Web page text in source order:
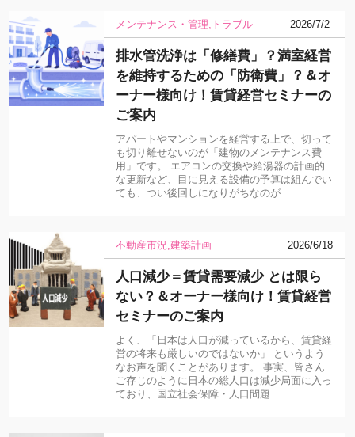
メンテナンス・管理 トラブル 2026/7/2
排水管洗浄は「修繕費」？満室経営
を維持するための「防衛費」？＆オ
ーナー様向け！賃貸経営セミナーの
ご案内
アパートやマンションを経営する上で、切って
も切り離せないのが「建物のメンテナンス費
用」です。 エアコンの交換や給湯器の計画的
な更新など、目に見える設備の予算は組んでい
ても、つい後回しになりがちなのが…
不動産市況 建築計画 2026/6/18
人口減少＝賃貸需要減少 とは限ら
ない？＆オーナー様向け！賃貸経営
セミナーのご案内
よく、「日本は人口が減っているから、賃貸経
営の将来も厳しいのではないか」 というよう
なお声を聞くことがあります。 事実、皆さん
ご存じのように日本の総人口は減少局面に入っ
ており、国立社会保障・人口問題…